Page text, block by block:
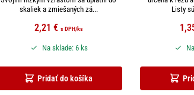
skaliek a zmiešaných zá...
2,21 € s DPH/ks
Pridať do košíka
Na sklade: 6 ks
Listy